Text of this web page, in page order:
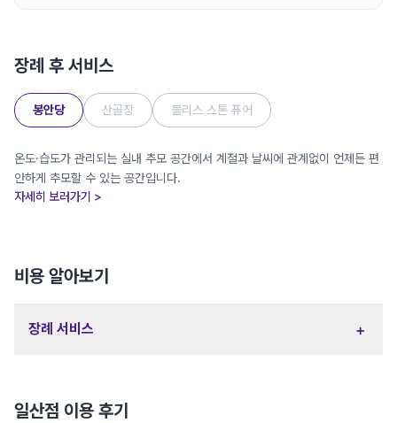
장례 후 서비스
봉안당 산골장 블리스 스톤 퓨어
온도·습도가 관리되는 실내 추모 공간에서 계절과 날씨에 관계없이 언제든 편
안하게 추모할 수 있는 공간입니다.
자세히 보러가기 >
비용 알아보기
장례 서비스 +
일산점 이용 후기